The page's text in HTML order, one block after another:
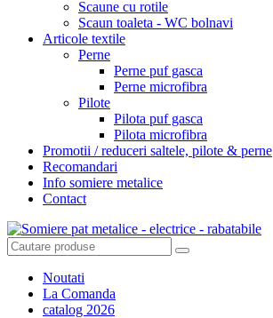
Scaune cu rotile
Scaun toaleta - WC bolnavi
Articole textile
Perne
Perne puf gasca
Perne microfibra
Pilote
Pilota puf gasca
Pilota microfibra
Promotii / reduceri saltele, pilote & perne
Recomandari
Info somiere metalice
Contact
Noutati
La Comanda
catalog 2026